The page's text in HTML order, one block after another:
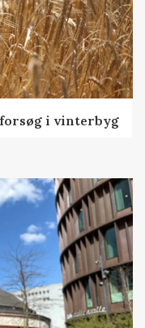
i vinterbyg